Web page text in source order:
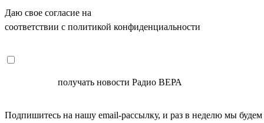
Даю свое согласие на
соответствии с политикой конфиденциальности
получать новости Радио ВЕРА
Подпишитесь на нашу email-рассылку, и раз в неделю мы будем